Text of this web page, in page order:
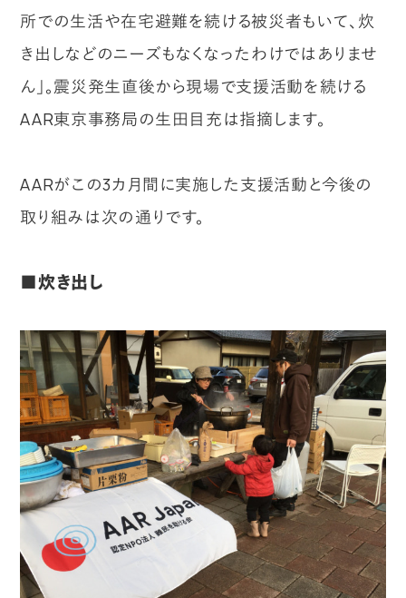
所での生活や在宅避難を続ける被災者もいて、炊
き出しなどのニーズもなくなったわけではありませ
ん」。震災発生直後から現場で支援活動を続ける
AAR東京事務局の生田目充は指摘します。
AARがこの3カ月間に実施した支援活動と今後の
取り組みは次の通りです。
■炊き出し